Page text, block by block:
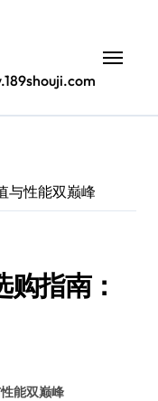
与性能双巅峰
指南：
能双巅峰